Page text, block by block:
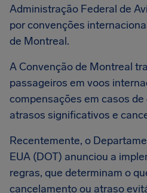
Administração Federal de
por convenções
de Montreal.
A Convenção de Montreal
passageiros em voos
compensações em casos
atrasos significativos e
Recentemente, o
EUA (DOT) anunciou a
regras, que determinam o
cancelamento ou atraso